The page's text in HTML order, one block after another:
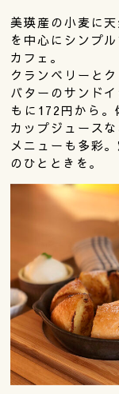
美瑛産の小麦に
を中心にシンプ
カフェ。
クランベリーと
バターのサンド
もに172円から
カップジュース
メニューも多彩
のひとときを。